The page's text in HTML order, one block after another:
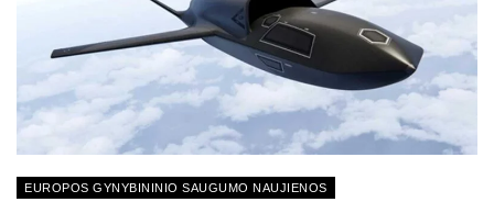
EUROPOS GYNYBININIO SAUGUMO NAUJIENOS